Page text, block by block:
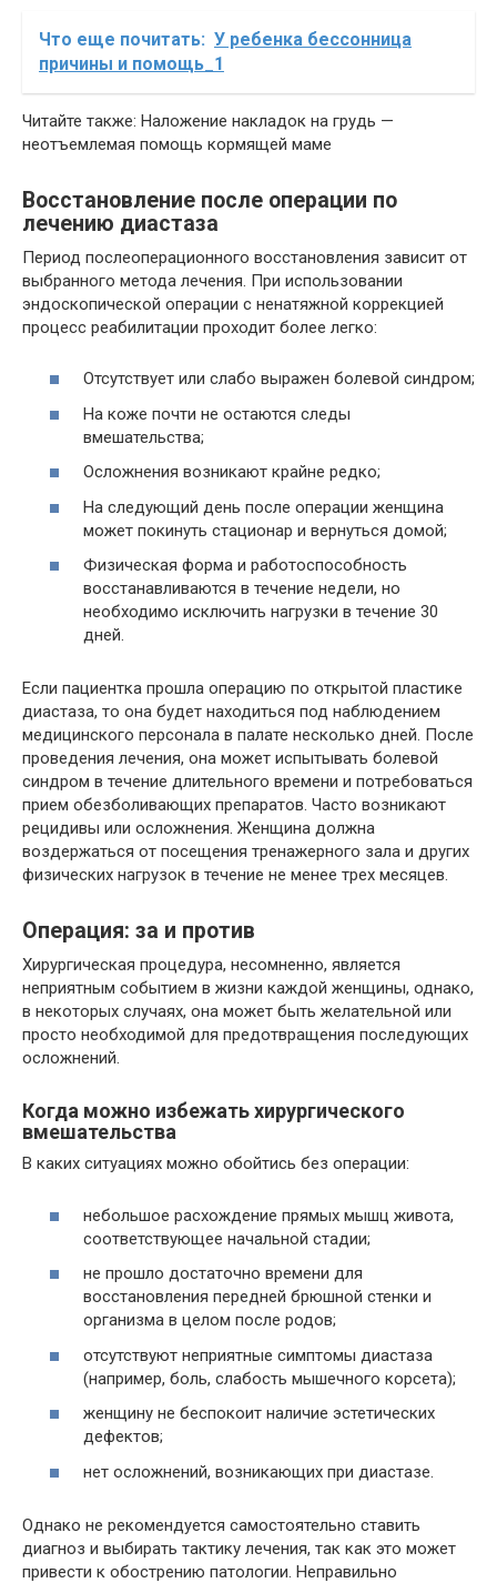
Что еще почитать: У ребенка бессонница
причины и помощь_1
Читайте также: Наложение накладок на грудь —
неотъемлемая помощь кормящей маме
Восстановление после операции по
лечению диастаза
Период послеоперационного восстановления зависит от
выбранного метода лечения. При использовании
эндоскопической операции с ненатяжной коррекцией
процесс реабилитации проходит более легко:
Отсутствует или слабо выражен болевой синдром;
На коже почти не остаются следы
вмешательства;
Осложнения возникают крайне редко;
На следующий день после операции женщина
может покинуть стационар и вернуться домой;
Физическая форма и работоспособность
восстанавливаются в течение недели, но
необходимо исключить нагрузки в течение 30
дней.
Если пациентка прошла операцию по открытой пластике
диастаза, то она будет находиться под наблюдением
медицинского персонала в палате несколько дней. После
проведения лечения, она может испытывать болевой
синдром в течение длительного времени и потребоваться
прием обезболивающих препаратов. Часто возникают
рецидивы или осложнения. Женщина должна
воздержаться от посещения тренажерного зала и других
физических нагрузок в течение не менее трех месяцев.
Операция: за и против
Хирургическая процедура, несомненно, является
неприятным событием в жизни каждой женщины, однако,
в некоторых случаях, она может быть желательной или
просто необходимой для предотвращения последующих
осложнений.
Когда можно избежать хирургического
вмешательства
В каких ситуациях можно обойтись без операции:
небольшое расхождение прямых мышц живота,
соответствующее начальной стадии;
не прошло достаточно времени для
восстановления передней брюшной стенки и
организма в целом после родов;
отсутствуют неприятные симптомы диастаза
(например, боль, слабость мышечного корсета);
женщину не беспокоит наличие эстетических
дефектов;
нет осложнений, возникающих при диастазе.
Однако не рекомендуется самостоятельно ставить
диагноз и выбирать тактику лечения, так как это может
привести к обострению патологии. Неправильно